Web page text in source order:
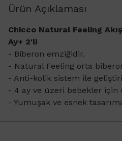
Ürün Açıklaması
Chicco Natural Feeling
Ay+ 2'li
- Biberon emziğidir.
- Natural Feeling orta
- Anti-kolik sistem ile
- 4 ay ve üzeri bebekler için
- Yumuşak ve esnek